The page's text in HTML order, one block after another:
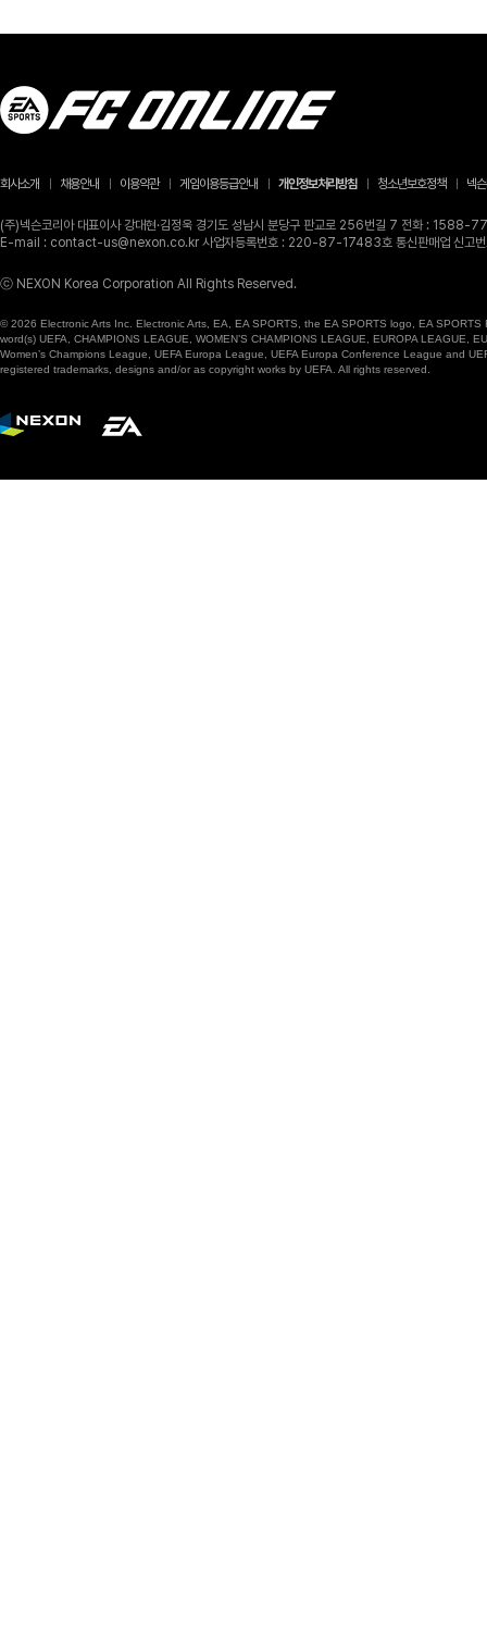
회사소개 채용안내 이용약관 게임이용등급안내 개인정보처리방침 청소년보호정책 넥
(주)넥슨코리아 대표이사 강대현·김정욱 경기도 성남시 분당구 판교로 256번길 7 전화 :
E-mail : contact-us@nexon.co.kr 사업자등록번호 : 220-87-17483호 통신판매업 신고
ⓒ NEXON Korea Corporation All Rights Reserved.
© 2026 Electronic Arts Inc. Electronic Arts, EA, EA SPORTS, the EA SPORTS logo, EA
word(s) UEFA, CHAMPIONS LEAGUE, WOMEN’S CHAMPIONS LEAGUE, EUROPA LEAGUE,
Women’s Champions League, UEFA Europa League, UEFA Europa Conference League and
registered trademarks, designs and/or as copyright works by UEFA. All rights reserved.